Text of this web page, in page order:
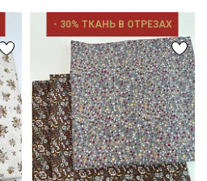
- 30% ТКАНЬ В ОТРЕЗАХ